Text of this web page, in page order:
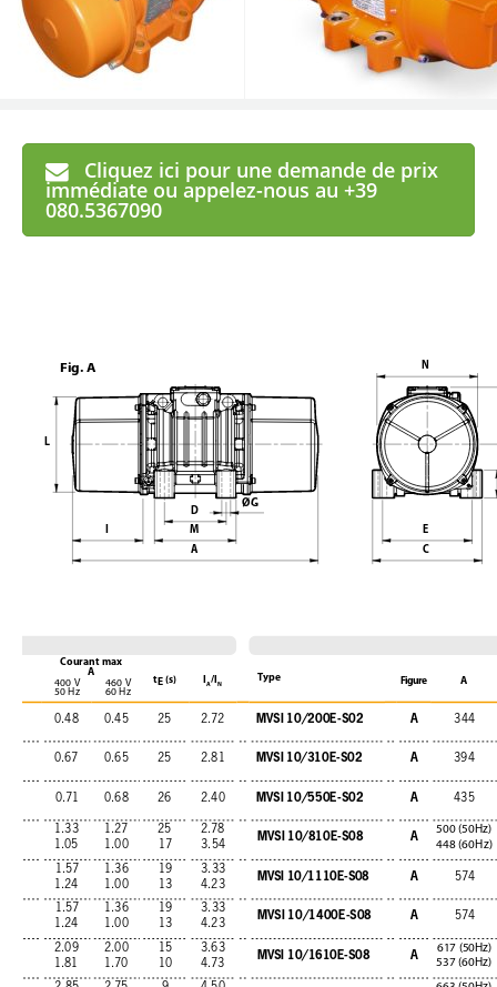
Cliquez ici pour une demande de prix
immédiate ou appelez-nous au +39
080.5367090
0.48 0.45 25 2.72 MVSI 10/200E-S02 A 344
0.67 0.65 25 2.81 MVSI 10/310E-S02 A 394
0.71 0.68 26 2.40 MVSI 10/550E-S02 A 435
1.33
1.05
1.27
1.00
25
17
2.78
3.54
MVSI 10/810E-S08 A
500 (50Hz)
448 (60Hz)
1.57
1.24
1.36
1.00
19
13
3.33
4.23
MVSI 10/1110E-S08 A 574
1.57
1.24
1.36
1.00
19
13
3.33
4.23
MVSI 10/1400E-S08 A 574
2.09
1.81
2.00
1.70
15
10
3.63
4.73
MVSI 10/1610E-S08 A
617 (50Hz)
537 (60Hz)
I
A
C
N
M
D
ØG
L
E
Courant max
A
t E(s) A/l N
400 V
50 Hz
460 V
60 Hz
Type Figure A
Fig. A